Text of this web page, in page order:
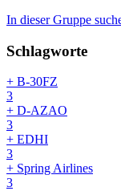
In dieser Gruppe
Schlagworte
+ B-30FZ
3
+ D-AZAO
3
+ EDHI
3
+ Spring Airlines
3